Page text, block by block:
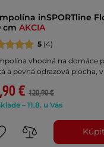
inSPORTline
cm AKCIA
5(4)
vhodná na domáce
a pevná odrazová plocha,
€ 120,90 €
– 11.8. u Vás